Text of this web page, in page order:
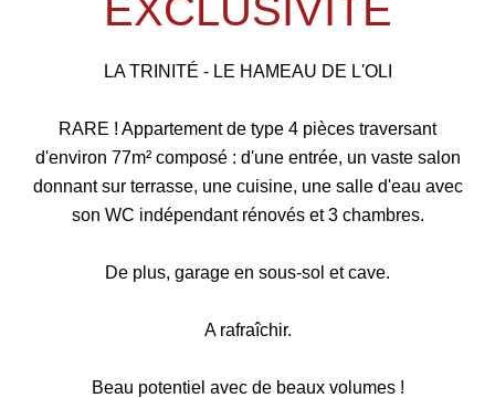
EXCLUSIVITE
LA TRINITÉ - LE HAMEAU DE L'OLI
RARE ! Appartement de type 4 pièces traversant
d'environ 77m² composé : d'une entrée, un vaste salon
donnant sur terrasse, une cuisine, une salle d'eau avec
son WC indépendant rénovés et 3 chambres.
De plus, garage en sous-sol et cave.
A rafraîchir.
Beau potentiel avec de beaux volumes !